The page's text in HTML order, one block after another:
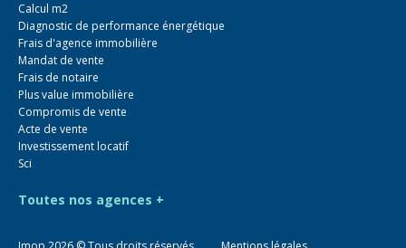
Calcul m2
Diagnostic de performance énergétique
Frais d'agence immobilière
Mandat de vente
Frais de notaire
Plus value immobilière
Compromis de vente
Acte de vente
Investissement locatif
Sci
Toutes nos agences +